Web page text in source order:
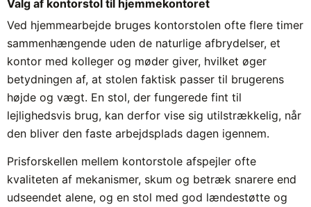
Valg af kontorstol til hjemmekontoret
Ved hjemmearbejde bruges kontorstolen ofte flere timer
sammenhængende uden de naturlige afbrydelser, et
kontor med kolleger og møder giver, hvilket øger
betydningen af, at stolen faktisk passer til brugerens
højde og vægt. En stol, der fungerede fint til
lejlighedsvis brug, kan derfor vise sig utilstrækkelig, når
den bliver den faste arbejdsplads dagen igennem.
Prisforskellen mellem kontorstole afspejler ofte
kvaliteten af mekanismer, skum og betræk snarere end
udseendet alene, og en stol med god lændestøtte og